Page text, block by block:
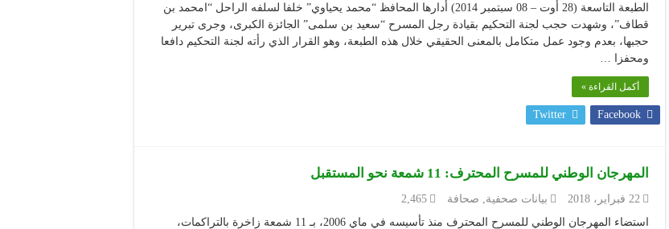
الطبعة التاسعة (28 أوت – 08 سبتمبر 2014) أدارها المحافظ “محمد يحياوي” خلفا لسلفه الراحل “امحمد بن
قطاف”، وشهدت حجب لجنة التحكيم بقيادة رجل المسرح “سعيد بن سلمى” الجائزة الكبرى، وجرى تبرير
حجبها، بعدم وجود عمل متكامل بالمعنى الحقيقي خلال هذه الطبعة، وهو القرار الذي رأته لجنة التحكيم دافعا
ومحفزا …
أكمل القراءة »
Facebook
Twitter
المهرجان الوطني للمسرح المحترف: 11 شمعة نحو المستقبل
22 فبراير، 2018 بيانات صحفية صحافة
2,465
استضاء المهرجان الوطني للمسرح المحترف منذ تأسيسه في ماي 2006، بـ 11 شمعة زاخرة بالتراكمات،